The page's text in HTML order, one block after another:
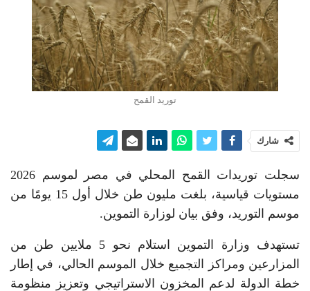
توريد القمح
شارك
سجلت توريدات القمح المحلي في مصر لموسم 2026
مستويات قياسية، بلغت مليون طن خلال أول 15 يومًا من
موسم التوريد، وفق بيان لوزارة التموين.
تستهدف وزارة التموين استلام نحو 5 ملايين طن من
المزارعين ومراكز التجميع خلال الموسم الحالي، في إطار
خطة الدولة لدعم المخزون الاستراتيجي وتعزيز منظومة